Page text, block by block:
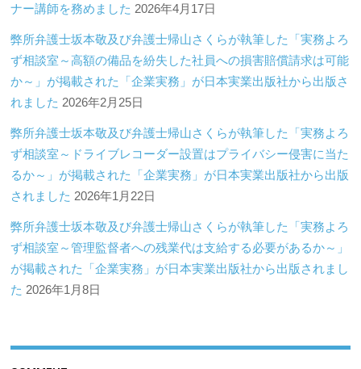
ナー講師を務めました 2026年4月17日
弊所弁護士坂本敬及び弁護士帰山さくらが執筆した「実務よろ
ず相談室～高額の備品を紛失した社員への損害賠償請求は可能
か～」が掲載された「企業実務」が日本実業出版社から出版さ
れました 2026年2月25日
弊所弁護士坂本敬及び弁護士帰山さくらが執筆した「実務よろ
ず相談室～ドライブレコーダー設置はプライバシー侵害に当た
るか～」が掲載された「企業実務」が日本実業出版社から出版
されました 2026年1月22日
弊所弁護士坂本敬及び弁護士帰山さくらが執筆した「実務よろ
ず相談室～管理監督者への残業代は支給する必要があるか～」
が掲載された「企業実務」が日本実業出版社から出版されまし
た 2026年1月8日